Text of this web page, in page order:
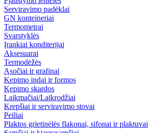
Serviravimo padėklai
GN konteineriai
Termometrai
Svarstyklės
Įrankiai konditerijai
Aksesuarai
Termodėžės
Ąsočiai ir grafinai
Kepimo indai ir formos
Kepimo skardos
Laikmačiai/Laikrodžiai
Krepšiai ir serviravimo stovai
Peiliai
Plaktos grietinėlės flakonai, sifonai ir plaktuvai